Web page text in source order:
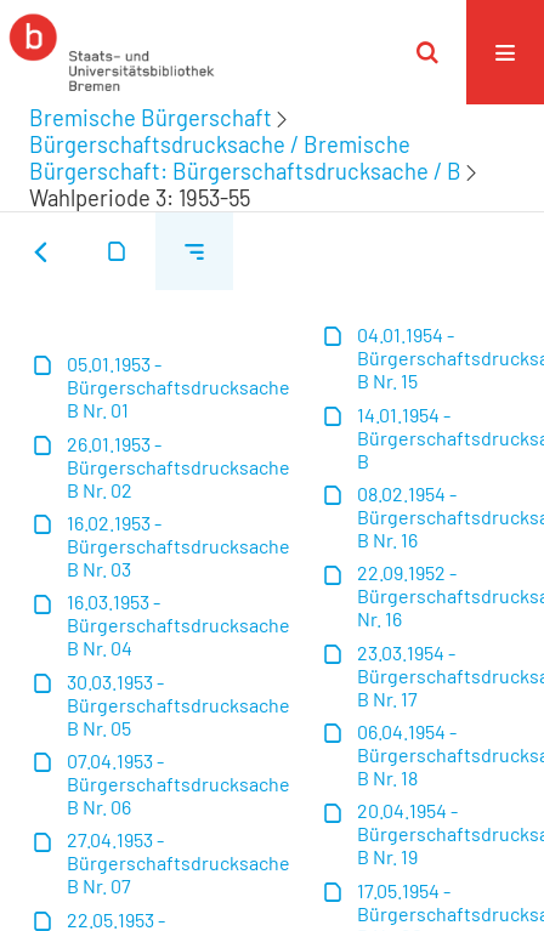
Bremische Bürgerschaft
Bürgerschaftsdrucksache / Bremische
Bürgerschaft: Bürgerschaftsdrucksache / B
Wahlperiode 3: 1953-55
05.01.1953 -
Bürgerschaftsdrucksache
B Nr. 01
26.01.1953 -
Bürgerschaftsdrucksache
B Nr. 02
16.02.1953 -
Bürgerschaftsdrucksache
B Nr. 03
16.03.1953 -
Bürgerschaftsdrucksache
B Nr. 04
30.03.1953 -
Bürgerschaftsdrucksache
B Nr. 05
07.04.1953 -
Bürgerschaftsdrucksache
B Nr. 06
27.04.1953 -
Bürgerschaftsdrucksache
B Nr. 07
22.05.1953 -
04.01.1954 -
B Nr. 15
14.01.1954 -
B
08.02.1954 -
B Nr. 16
22.09.1952 -
Nr. 16
23.03.1954 -
B Nr. 17
06.04.1954 -
B Nr. 18
20.04.1954 -
B Nr. 19
17.05.1954 -